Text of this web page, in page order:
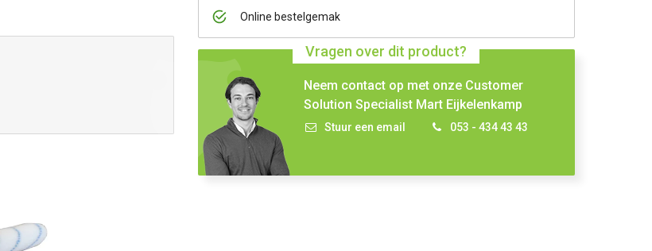
Online bestelgemak
Vragen over dit product?
Neem contact op met onze Customer
Solution Specialist Mart Eijkelenkamp
Stuur een email 053 - 434 43 43